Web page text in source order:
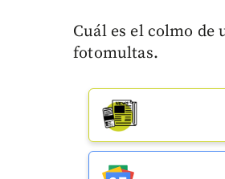
Cuál es el colmo de
fotomultas.